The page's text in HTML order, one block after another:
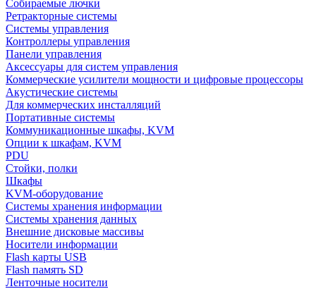
Собираемые лючки
Ретракторные системы
Системы управления
Контроллеры управления
Панели управления
Аксессуары для систем управления
Коммерческие усилители мощности и цифровые процессоры
Акустические системы
Для коммерческих инсталляций
Портативные системы
Коммуникационные шкафы, KVM
Опции к шкафам, KVM
PDU
Стойки, полки
Шкафы
KVM-оборудование
Системы хранения информации
Системы хранения данных
Внешние дисковые массивы
Носители информации
Flash карты USB
Flash память SD
Ленточные носители